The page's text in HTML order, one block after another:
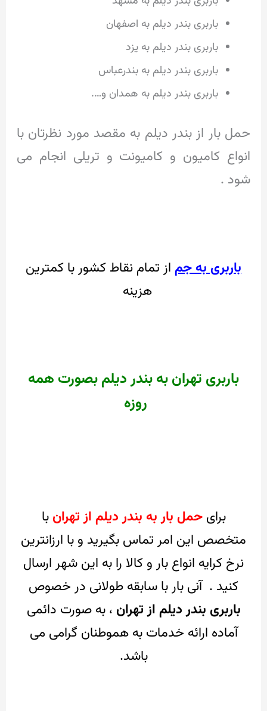
باربری بندر دیلم به اصفهان
باربری بندر دیلم به یزد
باربری بندر دیلم به بندرعباس
باربری بندر دیلم به همدان و….
حمل بار از بندر دیلم به مقصد مورد نظرتان با
انواع کامیون و کامیونت و تریلی انجام می
شود .
باربری به جم از تمام نقاط کشور با کمترین
هزینه
باربری تهران به بندر دیلم بصورت همه
روزه
برایحمل بار به بندر دیلم از تهرانبا
متخصص این امر تماس بگیرید و با ارزانترین
نرخ کرایه انواع بار و کالا را به این شهر ارسال
کنید .آنی بار با سابقه طولانی در خصوص
باربری بندر دیلم از تهران ، به صورت دائمی
آماده ارائه خدمات به هموطنان گرامی می
باشد.